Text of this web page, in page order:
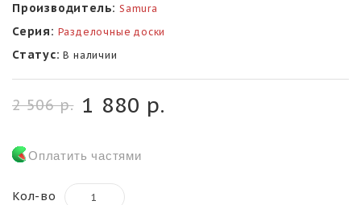
Производитель: Samura
Серия: Разделочные доски
Статус: В наличии
2 506 р. 1 880 р.
Оплатить частями
Кол-во